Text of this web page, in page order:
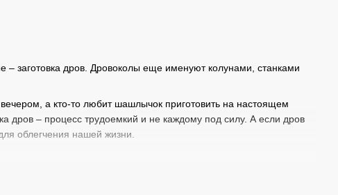
заготовка дров. Дровоколы еще именуют колунами, станками
а кто-то любит шашлычок приготовить на настоящем
дров – процесс трудоемкий и не каждому под силу. А если дров
облегчения нашей жизни.